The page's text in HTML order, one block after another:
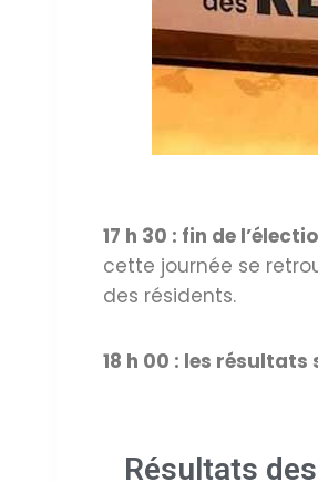
17 h 30 : fin de
cette journée se
des résidents.
18 h 00 : les résultats
Résultats